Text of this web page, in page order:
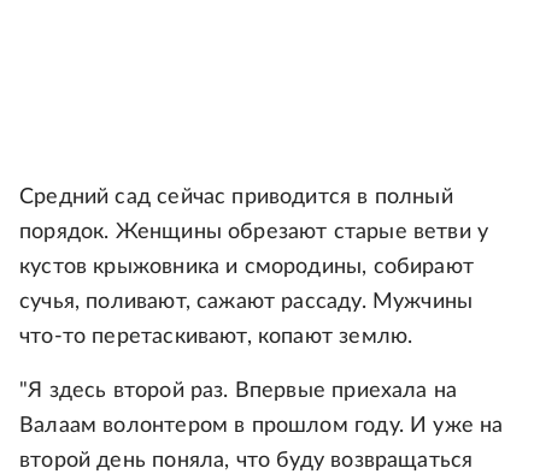
Средний сад сейчас приводится в полный
порядок. Женщины обрезают старые ветви у
кустов крыжовника и смородины, собирают
сучья, поливают, сажают рассаду. Мужчины
что-то перетаскивают, копают землю.
"Я здесь второй раз. Впервые приехала на
Валаам волонтером в прошлом году. И уже на
второй день поняла, что буду возвращаться